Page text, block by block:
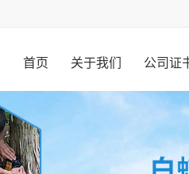
首页 关于我们 公司证